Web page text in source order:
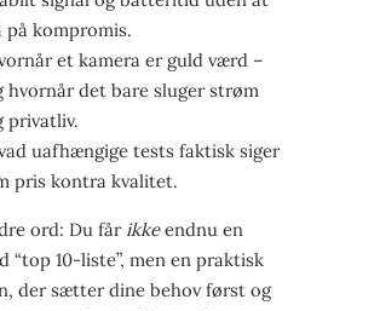
på kompromis.
et kamera er guld værd –
hvornår det bare sluger strøm
privatliv.
uafhængige tests faktisk siger
pris kontra kvalitet.
ord: Du fårikkeendnu en
“top 10-liste”, men en praktisk
der sætter dine behov først og